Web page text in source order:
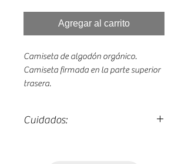
Agregar al carrito
Camiseta de algodón orgánico.
Camiseta firmada en la parte superior
trasera.
Cuidados: